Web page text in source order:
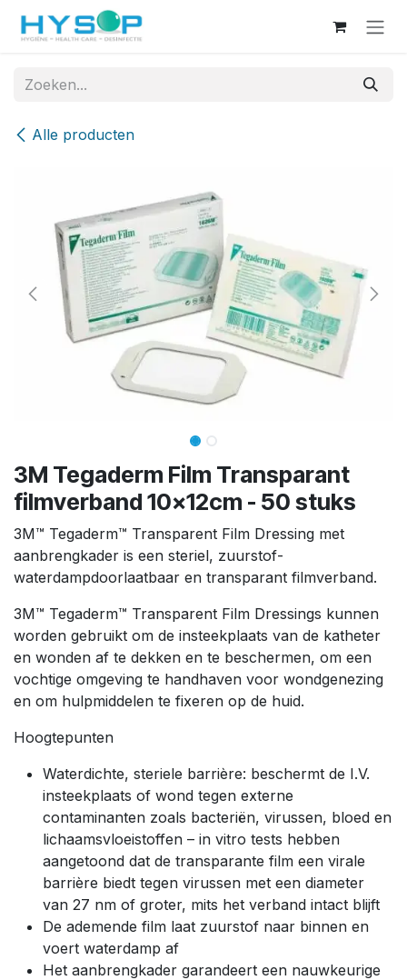
Overslaan naar inhoud
Alle producten
3M Tegaderm Film Transparant
filmverband 10x12cm - 50 stuks
3M™ Tegaderm™ Transparent Film Dressing met
aanbrengkader is een steriel, zuurstof-
waterdampdoorlaatbaar en transparant filmverband.
3M™ Tegaderm™ Transparent Film Dressings kunnen
worden gebruikt om de insteekplaats van de katheter
en wonden af te dekken en te beschermen, om een
vochtige omgeving te handhaven voor wondgenezing
en om hulpmiddelen te fixeren op de huid.
Hoogtepunten
Waterdichte, steriele barrière: beschermt de I.V.
insteekplaats of wond tegen externe
contaminanten zoals bacteriën, virussen, bloed en
lichaamsvloeistoffen – in vitro tests hebben
aangetoond dat de transparante film een virale
barrière biedt tegen virussen met een diameter
van 27 nm of groter, mits het verband intact blijft
De ademende film laat zuurstof naar binnen en
voert waterdamp af
Het aanbrengkader garandeert een nauwkeurige